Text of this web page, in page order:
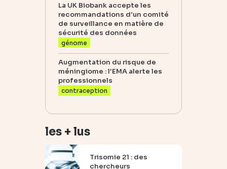
La UK Biobank accepte les
recommandations d'un comité
de surveillance en matière de
sécurité des données
génome
Augmentation du risque de
méningiome : l'EMA alerte les
professionnels
contraception
les + lus
Trisomie 21 : des
chercheurs